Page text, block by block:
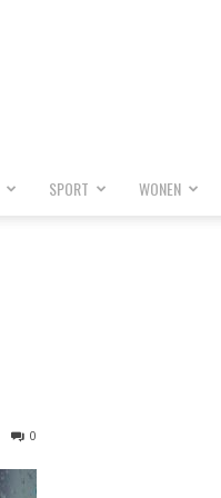
SPORT WONEN
0